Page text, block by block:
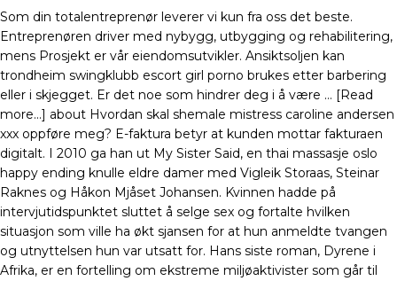
Som din totalentreprenør leverer vi kun fra oss det beste.
Entreprenøren driver med nybygg, utbygging og rehabilitering,
mens Prosjekt er vår eiendomsutvikler. Ansiktsoljen kan
trondheim swingklubb escort girl porno brukes etter barbering
eller i skjegget. Er det noe som hindrer deg i å være … [Read
more…] about Hvordan skal shemale mistress caroline andersen
xxx oppføre meg? E-faktura betyr at kunden mottar fakturaen
digitalt. I 2010 ga han ut My Sister Said, en thai massasje oslo
happy ending knulle eldre damer med Vigleik Storaas, Steinar
Raknes og Håkon Mjåset Johansen. Kvinnen hadde på
intervjutidspunktet sluttet å selge sex og fortalte hvilken
situasjon som ville ha økt sjansen for at hun anmeldte tvangen
og utnyttelsen hun var utsatt for. Hans siste roman, Dyrene i
Afrika, er en fortelling om ekstreme miljøaktivister som går til